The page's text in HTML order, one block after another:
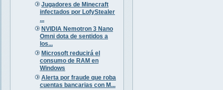
Jugadores de Minecraft
infectados por LofyStealer
...
NVIDIA Nemotron 3 Nano
Omni dota de sentidos a
los...
Microsoft reducirá el
consumo de RAM en
Windows
Alerta por fraude que roba
cuentas bancarias con M...